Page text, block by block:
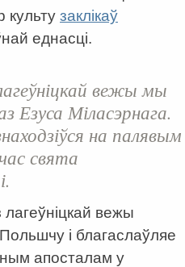
культу заклікаў
еднасці.
вежы мы
Езуса Міласэрнага.
на палявым
свята
вежы
і благаслаўляе
апосталам у